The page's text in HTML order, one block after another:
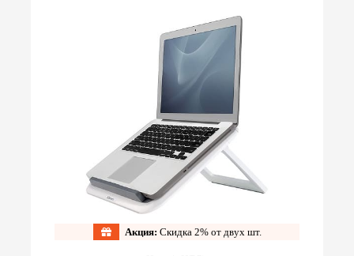
Акция: Скидка 2% от двух шт.